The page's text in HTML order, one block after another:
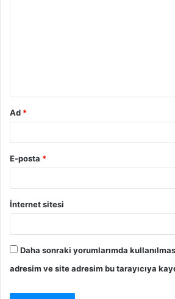
Ad *
E-posta *
İnternet sitesi
Daha sonraki yorumlarımda
adresim ve site adresim bu tarayıcıya